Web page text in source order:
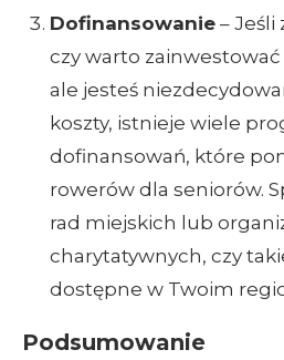
Dofinansowanie – Jeśli
czy warto
ale jesteś
koszty, istnieje wiele
dofinansowań, które
rowerów dla seniorów.
rad miejskich lub
charytatywnych, czy
dostępne w Twoim
Podsumowanie